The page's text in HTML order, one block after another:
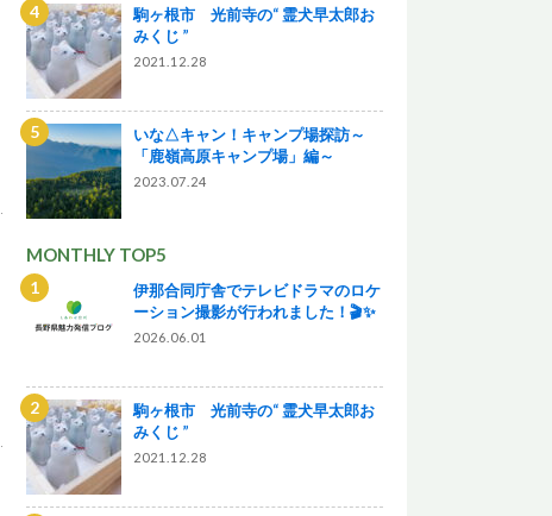
駒ヶ根市 光前寺の“ 霊犬早太郎お
みくじ ”
2021.12.28
いな△キャン！キャンプ場探訪～
「鹿嶺高原キャンプ場」編～
2023.07.24
MONTHLY TOP5
伊那合同庁舎でテレビドラマのロケ
ーション撮影が行われました！🎬✨
2026.06.01
駒ヶ根市 光前寺の“ 霊犬早太郎お
みくじ ”
2021.12.28